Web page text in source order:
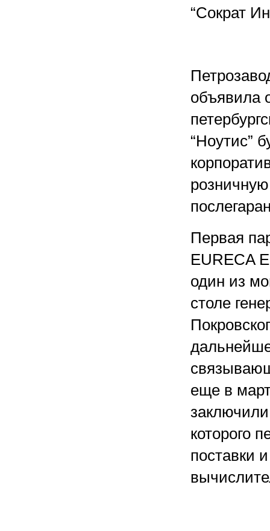
“Сократ
объявила
“Ноутис”
Первая
EURECA
один из
столе
еще в
которого
поставки